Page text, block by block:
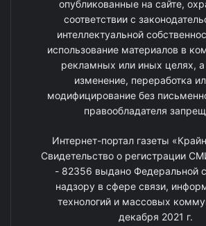
опубликованные на сайте,
соответствии с
интеллектуальной
использование материалов в
рекламных или иных целях, а
изменение, переработка
модифицирование без
правообладателя
Интернет-портал газеты
Свидетельство о регистрации
- 82356 выдано Федеральной
надзору в сфере связи,
технологий и массовых
декабря 2021 г.